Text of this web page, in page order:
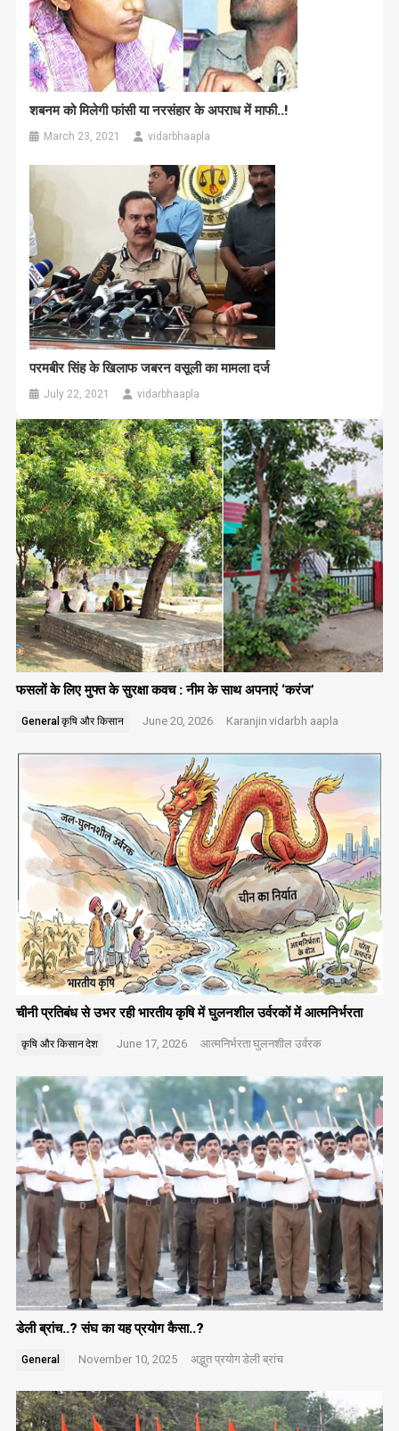
शबनम को मिलेगी फांसी या नरसंहार के अपराध में माफी..!
March 23, 2021 vidarbhaapla
परमबीर सिंह के खिलाफ जबरन वसूली का मामला दर्ज
July 22, 2021 vidarbhaapla
फसलों के लिए मुफ्त के सुरक्षा कवच : नीम के साथ अपनाएं ‘करंज’
General कृषि और किसान June 20, 2026 Karanjin vidarbh aapla
चीनी प्रतिबंध से उभर रही भारतीय कृषि में घुलनशील उर्वरकों में आत्मनिर्भरता
कृषि और किसानदेश June 17, 2026 आत्मनिर्भरताघुलनशील उर्वरक
डेली ब्रांच..? संघ का यह प्रयोग कैसा..?
General November 10, 2025 अद्भुत प्रयोगडेली ब्रांच